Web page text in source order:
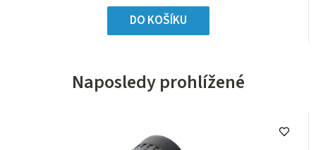
DO KOŠÍKU
Naposledy prohlížené